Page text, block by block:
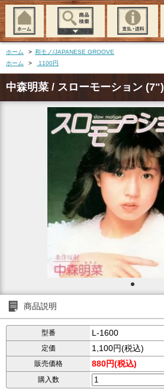
ホーム > 和モノ/JAPANESE GROOVE
ホーム
> 1100円
中森明菜 / スローモーション (7")
商品説明
型番 L-1600
定価 1,100円(税込)
販売価格 880円(税込)
購入数